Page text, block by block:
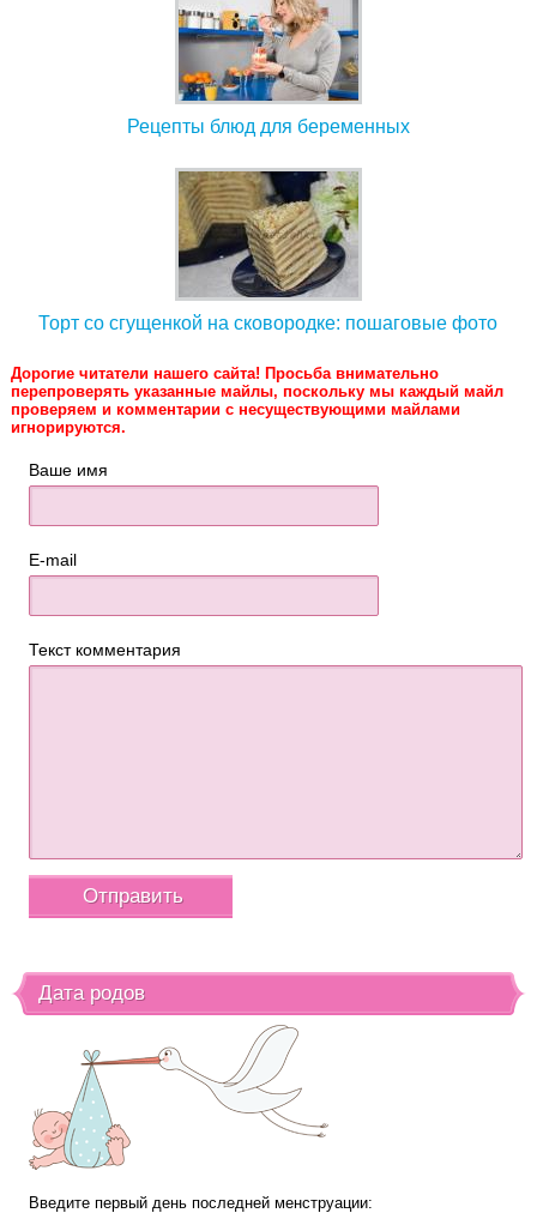
Рецепты блюд для беременных
Торт со сгущенкой на сковородке: пошаговые фото
Дорогие читатели нашего сайта! Просьба внимательно
перепроверять указанные майлы, поскольку мы каждый майл
проверяем и комментарии с несуществующими майлами
игнорируются.
Ваше имя
E-mail
Текст комментария
Дата родов
Введите первый день последней менструации: